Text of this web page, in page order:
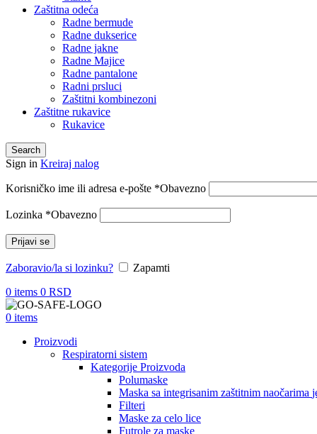
Zaštitna odeća
Radne bermude
Radne dukserice
Radne jakne
Radne Majice
Radne pantalone
Radni prsluci
Zaštitni kombinezoni
Zaštitne rukavice
Rukavice
Search
Sign in Kreiraj nalog
Korisničko ime ili adresa e-pošte *Obavezno
Lozinka *Obavezno
Prijavi se
Zaboravio/la si lozinku?
Zapamti
0 items 0 RSD
0 items
Proizvodi
Respiratorni sistem
Kategorije Proizvoda
Polumaske
Maska sa integrisanim zaštitnim naočarima
Filteri
Maske za celo lice
Futrole za maske